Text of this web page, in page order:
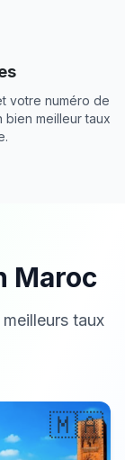
votre numéro de
meilleur taux
Maroc
taux
🇲🇦